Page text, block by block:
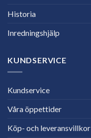
Historia
Inredningshjälp
KUNDSERVICE
Kundservice
Våra öppettider
Köp- och leveransvillkor